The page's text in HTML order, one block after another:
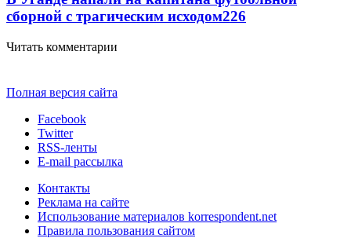
сборной с трагическим исходом226
Читать комментарии
Полная версия сайта
Facebook
Twitter
RSS-ленты
E-mail рассылка
Контакты
Реклама на сайте
Использование материалов korrespondent.net
Правила пользования сайтом